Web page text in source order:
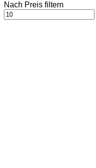
Nach Preis filtern
Min.
Preis